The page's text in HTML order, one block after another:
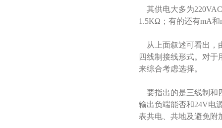
其供电大多为
1.5KΩ；有的还有mA
从上面叙述可看出，
四线制接线形式。对
来综合考虑选择。
要指出的是三线制和
输出负端能否和24V电
表共电、共地及避免附